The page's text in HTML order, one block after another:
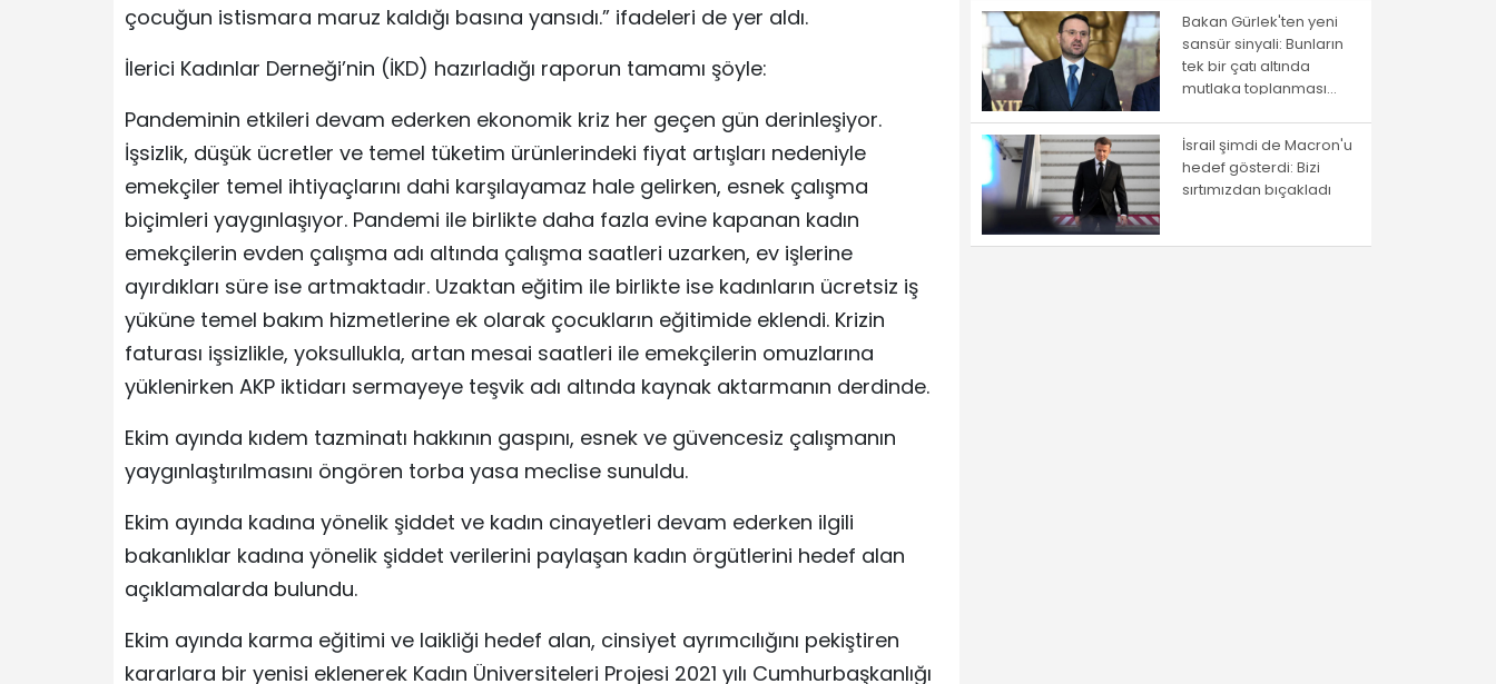
çocuğun istismara maruz kaldığı basına yansıdı.” ifadeleri de yer aldı.
İlerici Kadınlar Derneği’nin (İKD) hazırladığı raporun tamamı şöyle:
Pandeminin etkileri devam ederken ekonomik kriz her geçen gün derinleşiyor.
İşsizlik, düşük ücretler ve temel tüketim ürünlerindeki fiyat artışları nedeniyle
emekçiler temel ihtiyaçlarını dahi karşılayamaz hale gelirken, esnek çalışma
biçimleri yaygınlaşıyor. Pandemi ile birlikte daha fazla evine kapanan kadın
emekçilerin evden çalışma adı altında çalışma saatleri uzarken, ev işlerine
ayırdıkları süre ise artmaktadır. Uzaktan eğitim ile birlikte ise kadınların ücretsiz iş
yüküne temel bakım hizmetlerine ek olarak çocukların eğitimide eklendi. Krizin
faturası işsizlikle, yoksullukla, artan mesai saatleri ile emekçilerin omuzlarına
yüklenirken AKP iktidarı sermayeye teşvik adı altında kaynak aktarmanın derdinde.
Ekim ayında kıdem tazminatı hakkının gaspını, esnek ve güvencesiz çalışmanın
yaygınlaştırılmasını öngören torba yasa meclise sunuldu.
Ekim ayında kadına yönelik şiddet ve kadın cinayetleri devam ederken ilgili
bakanlıklar kadına yönelik şiddet verilerini paylaşan kadın örgütlerini hedef alan
açıklamalarda bulundu.
Ekim ayında karma eğitimi ve laikliği hedef alan, cinsiyet ayrımcılığını pekiştiren
kararlara bir yenisi eklenerek Kadın Üniversiteleri Projesi 2021 yılı Cumhurbaşkanlığı
Bakan Gürlek'ten yeni
sansür sinyali: Bunların
tek bir çatı altında
mutlaka toplanması
İsrail şimdi de Macron'u
hedef gösterdi: Bizi
sırtımızdan bıçakladı